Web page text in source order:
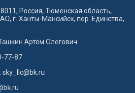
Россия, Тюменская область,
г. Ханты-Мансийск, пер. Единства,
Артём Олегович
77-87